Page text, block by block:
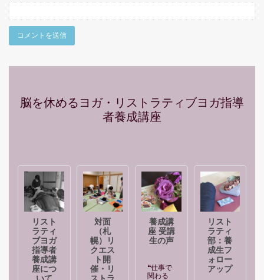
脳を休めるヨガ・リストラティブヨガ指導
者養成講座
リスト
ラティ
ブヨガ
指導者
養成講
座につ
対面
（札
幌）リ
クエス
ト開
催・リ
養成講
座 受講
生の声
❝仕事で
関わる
リスト
ラティ
部：養
成生フ
ォロー
アップ